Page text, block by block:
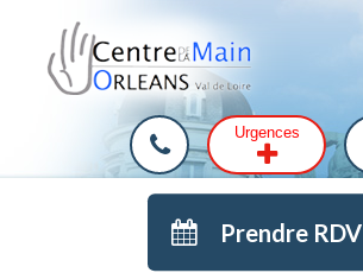
Urgences
Prendre RDV